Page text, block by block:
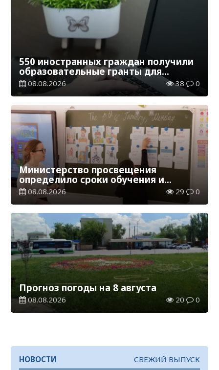
550 иностранных граждан получили
образовательные гранты для
обучения в Казахстане
08.08.2026 38 0
Министерство просвещения
определило сроки обучения и
каникул на 2026-2027 учебный год
08.08.2026 29 0
Прогноз погоды на 8 августа
08.08.2026 20 0
НОВОСТИ СВЕЖИЙ ВЫПУСК